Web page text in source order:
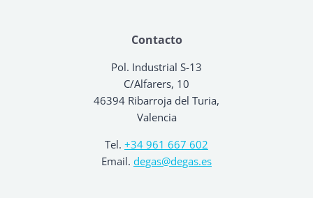
Contacto
Pol. Industrial S-13
C/Alfarers, 10
46394 Ribarroja del Turia,
Valencia
Tel. +34 961 667 602
Email. degas@degas.es